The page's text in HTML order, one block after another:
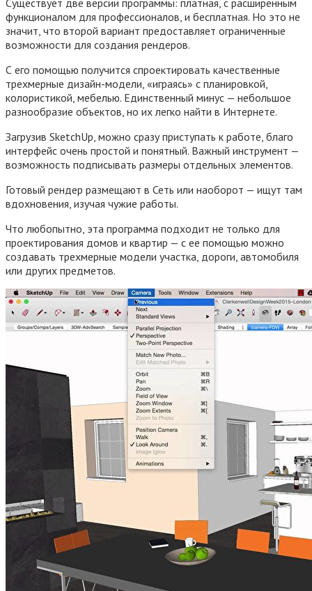
Существует две версии программы: платная, с расширенным
функционалом для профессионалов, и бесплатная. Но это не
значит, что второй вариант предоставляет ограниченные
возможности для создания рендеров.
С его помощью получится спроектировать качественные
трехмерные дизайн-модели, «играясь» с планировкой,
колористикой, мебелью. Единственный минус — небольшое
разнообразие объектов, но их легко найти в Интернете.
Загрузив SketchUp, можно сразу приступать к работе, благо
интерфейс очень простой и понятный. Важный инструмент —
возможность подписывать размеры отдельных элементов.
Готовый рендер размещают в Сеть или наоборот — ищут там
вдохновения, изучая чужие работы.
Что любопытно, эта программа подходит не только для
проектирования домов и квартир — с ее помощью можно
создавать трехмерные модели участка, дороги, автомобиля
или других предметов.